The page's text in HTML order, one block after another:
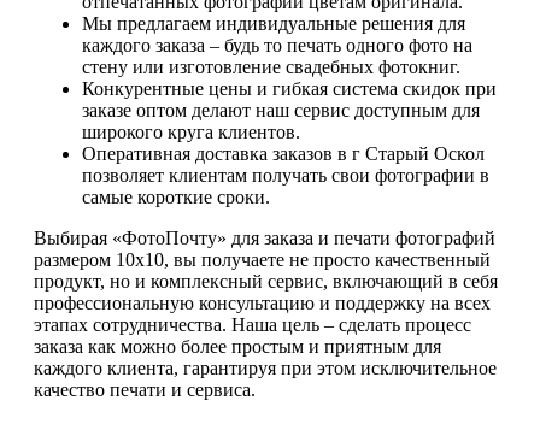
Мы предлагаем индивидуальные решения для
каждого заказа – будь то печать одного фото на
стену или изготовление свадебных фотокниг.
Конкурентные цены и гибкая система скидок при
заказе оптом делают наш сервис доступным для
широкого круга клиентов.
Оперативная доставка заказов в г Старый Оскол
позволяет клиентам получать свои фотографии в
самые короткие сроки.
Выбирая «ФотоПочту» для заказа и печати фотографий
размером 10х10, вы получаете не просто качественный
продукт, но и комплексный сервис, включающий в себя
профессиональную консультацию и поддержку на всех
этапах сотрудничества. Наша цель – сделать процесс
заказа как можно более простым и приятным для
каждого клиента, гарантируя при этом исключительное
качество печати и сервиса.